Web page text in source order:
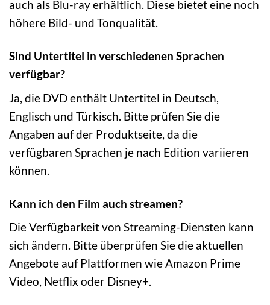
auch als Blu-ray erhältlich. Diese bietet eine noch
höhere Bild- und Tonqualität.
Sind Untertitel in verschiedenen Sprachen
verfügbar?
Ja, die DVD enthält Untertitel in Deutsch,
Englisch und Türkisch. Bitte prüfen Sie die
Angaben auf der Produktseite, da die
verfügbaren Sprachen je nach Edition variieren
können.
Kann ich den Film auch streamen?
Die Verfügbarkeit von Streaming-Diensten kann
sich ändern. Bitte überprüfen Sie die aktuellen
Angebote auf Plattformen wie Amazon Prime
Video, Netflix oder Disney+.